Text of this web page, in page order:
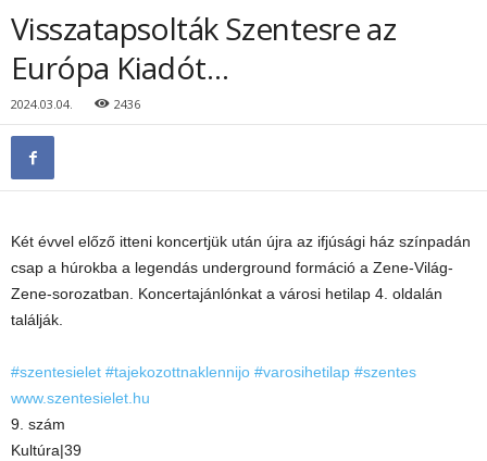
Visszatapsolták Szentesre az
Európa Kiadót…
2024.03.04. 2436
Két évvel előző itteni koncertjük után újra az ifjúsági ház színpadán
csap a húrokba a legendás underground formáció a Zene-Világ-
Zene-sorozatban. Koncertajánlónkat a városi hetilap 4. oldalán
találják.
#szentesielet #tajekozottnaklennijo #varosihetilap #szentes
www.szentesielet.hu
9. szám
Kultúra|39